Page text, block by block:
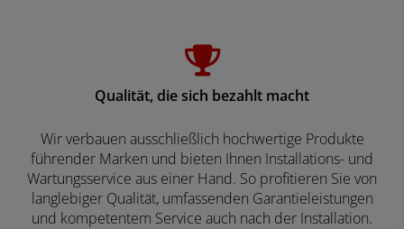
Qualität, die sich bezahlt macht
Wir verbauen ausschließlich hochwertige Produkte
führender Marken und bieten Ihnen Installations- und
Wartungsservice aus einer Hand. So profitieren Sie von
langlebiger Qualität, umfassenden Garantieleistungen
und kompetentem Service auch nach der Installation.